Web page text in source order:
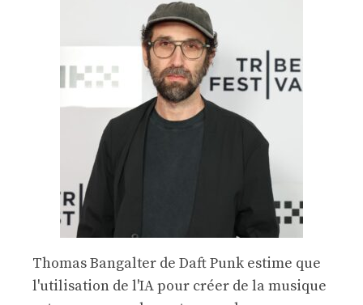
Thomas Bangalter de Daft Punk estime que
l'utilisation de l'IA pour créer de la musique